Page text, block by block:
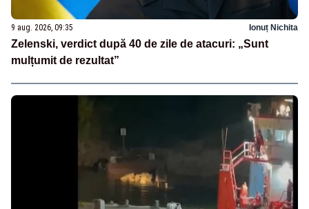
9 aug. 2026, 09:35 Ionuț Nichita
Zelenski, verdict după 40 de zile de atacuri: „Sunt
mulțumit de rezultat”